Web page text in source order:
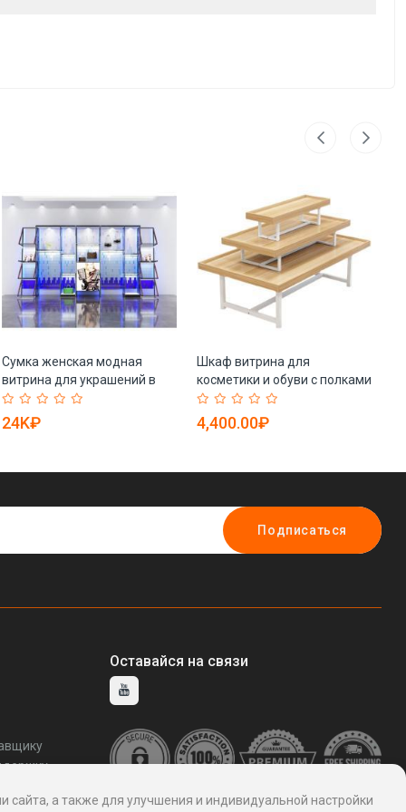
Сумка женская модная
витрина для украшений в
торговом центре (арт. 25-
19080459)
24K₽
Шкаф витрина для
косметики и обуви с полками
(арт. 25-19080226)
4,400.00₽
Подписаться
Оставайся на связи
а также для улучшения и индивидуальной настройки